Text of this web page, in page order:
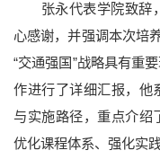
院士风采 二级教授
张永代表学院致辞
心感谢，并强调本次培
“交通强国”战略具有重
作进行了详细汇报，他
与实施路径，重点介绍
优化课程体系、强化实